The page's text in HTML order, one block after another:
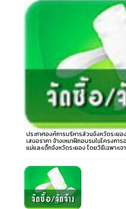
ประกาศองค์การบริหารส่วนจังหวัดระยอ
เสนอราคา จ้างเหมาฝึกอบรมในโครงกา
แม่และเด็กจังหวัดระยอง โดยวิธีเฉพาะเจ